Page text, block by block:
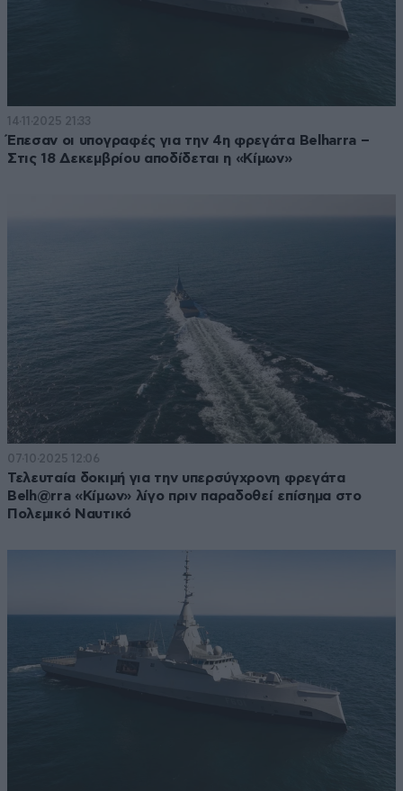
14·11·2025 21:33
Έπεσαν οι υπογραφές για την 4η φρεγάτα Belharra –
Στις 18 Δεκεμβρίου αποδίδεται η «Κίμων»
07·10·2025 12:06
Τελευταία δοκιμή για την υπερσύγχρονη φρεγάτα
Belh@rra «Κίμων» λίγο πριν παραδοθεί επίσημα στο
Πολεμικό Ναυτικό